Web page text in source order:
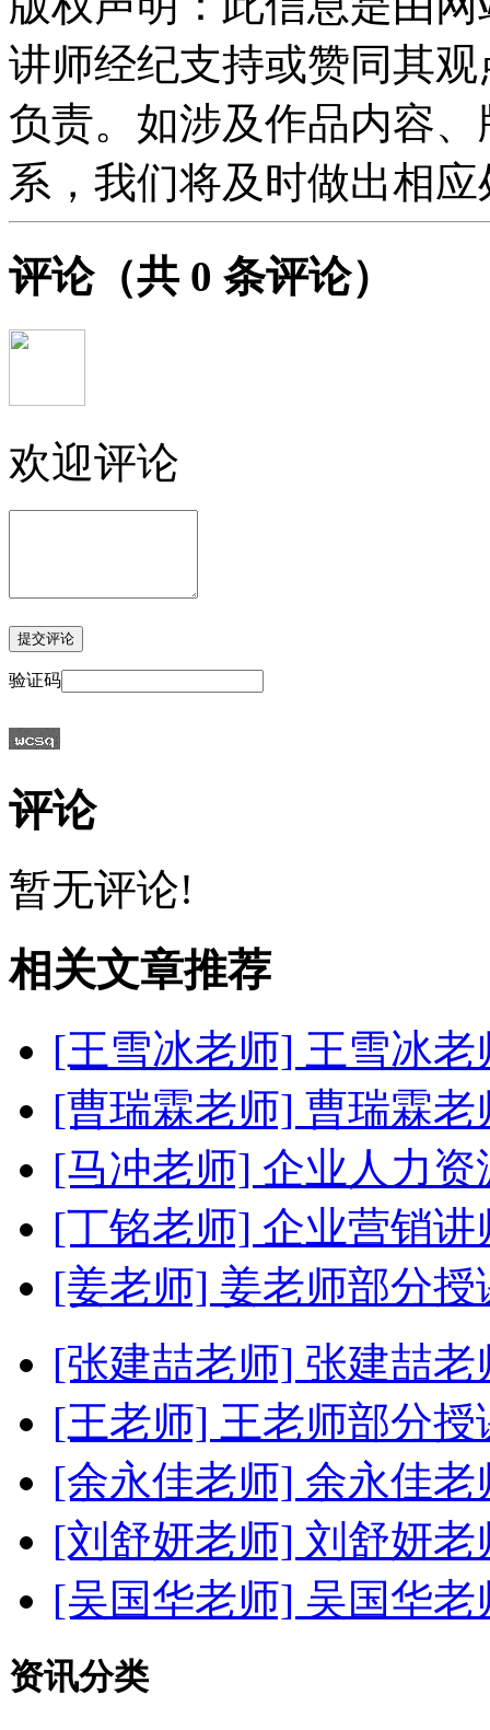
讲师经纪支持或赞同其
负责。如涉及作品内容
系，我们将及时做出相
评论（共 0 条评论）
欢迎评论
验证码
评论
暂无评论!
相关文章推荐
[王雪冰老师] 王雪冰老
[曹瑞霖老师] 曹瑞霖老
[马冲老师] 企业人力
[丁铭老师] 企业营销
[姜老师] 姜老师部分授
[张建喆老师] 张建喆老
[王老师] 王老师部分
[余永佳老师] 余永佳老
[刘舒妍老师] 刘舒妍老
[吴国华老师] 吴国华老
资讯分类